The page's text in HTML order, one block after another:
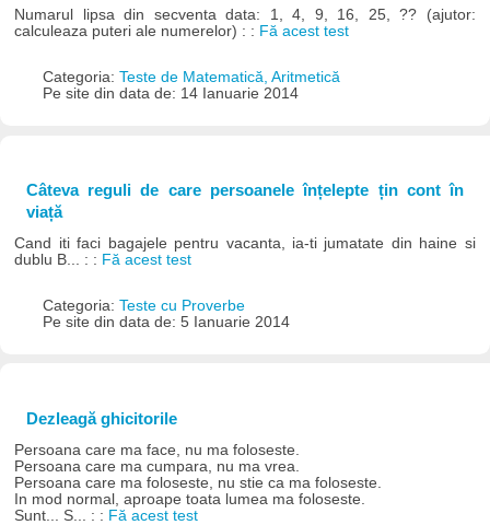
Numarul lipsa din secventa data: 1, 4, 9, 16, 25, ?? (ajutor:
calculeaza puteri ale numerelor) : : Fă acest test
Categoria: Teste de Matematică, Aritmetică
Pe site din data de: 14 Ianuarie 2014
Câteva reguli de care persoanele înțelepte țin cont în
viață
Cand iti faci bagajele pentru vacanta, ia-ti jumatate din haine si
dublu B... : : Fă acest test
Categoria: Teste cu Proverbe
Pe site din data de: 5 Ianuarie 2014
Dezleagă ghicitorile
Persoana care ma face, nu ma foloseste.
Persoana care ma cumpara, nu ma vrea.
Persoana care ma foloseste, nu stie ca ma foloseste.
In mod normal, aproape toata lumea ma foloseste.
Sunt... S... : : Fă acest test